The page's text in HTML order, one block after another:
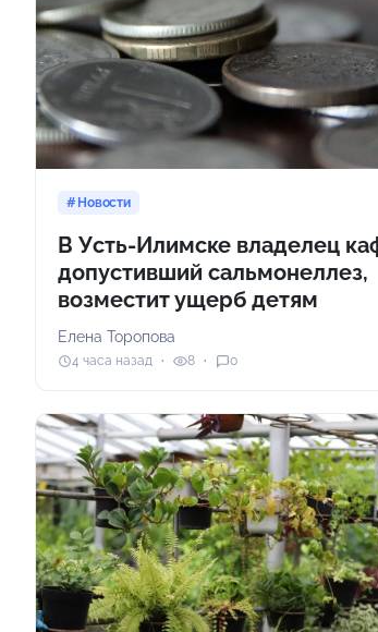
Новости
В Усть-Илимске владелец
допустивший сальмонеллез,
возместит ущерб детям
Елена Торопова
4 часа назад 8 0